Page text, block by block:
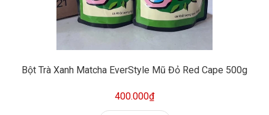
Bột Trà Xanh Matcha EverStyle Mũ Đỏ Red Cape 500g
400.000₫